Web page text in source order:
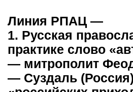
Линия РПАЦ —
1. Русская
практике слово
— митрополит
— Суздаль